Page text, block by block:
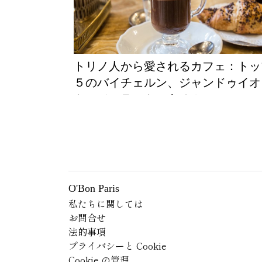
トリノ人から愛されるカフェ：トップ
５のバイチェルン、ジャンドゥイ
ト、ジェラートのあるカフェ
O'Bon Paris
私たちに関しては
お問合せ
法的事項
プライバシーと Cookie